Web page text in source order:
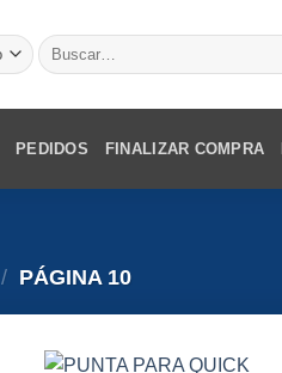
Buscar
por:
PEDIDOS FINALIZAR COMPRA
/ PÁGINA 10